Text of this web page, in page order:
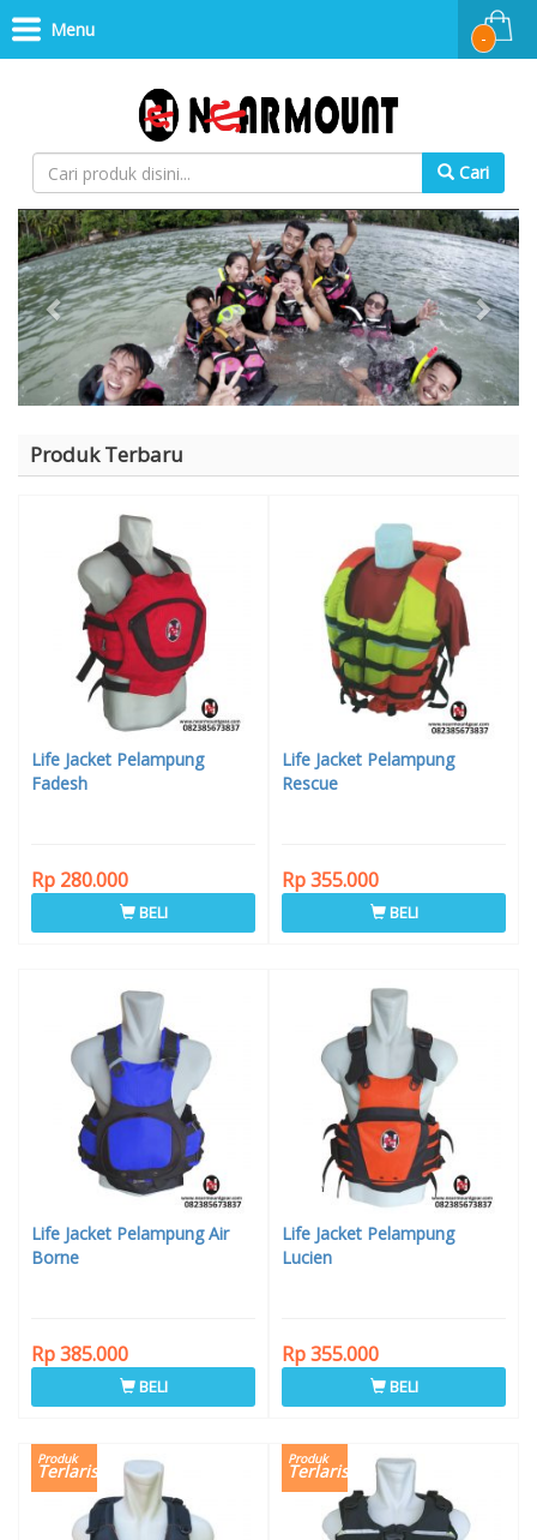
Cari
-
Menu
Previous Next
Produk Terbaru
Life Jacket Pelampung
Fadesh
Rp 280.000
BELI
Life Jacket Pelampung
Rescue
Rp 355.000
BELI
Life Jacket Pelampung Air
Borne
Rp 385.000
BELI
Life Jacket Pelampung
Lucien
Rp 355.000
BELI
Produk
Terlaris
Produk
Terlaris